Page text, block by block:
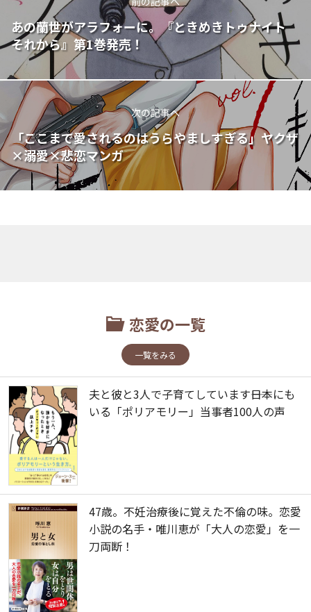
あの蘭世がアラフォーに。『ときめきトゥナイト
それから』第1巻発売！
次の記事へ
「ここまで愛されるのはうらやましすぎる」ヤクザ
×溺愛×悲恋マンガ
恋愛の一覧
一覧をみる
夫と彼と3人で子育てしています――日本にも
いる「ポリアモリー」当事者100人の声
47歳。不妊治療後に覚えた不倫の味。恋愛
小説の名手・唯川恵が「大人の恋愛」を一
刀両断！